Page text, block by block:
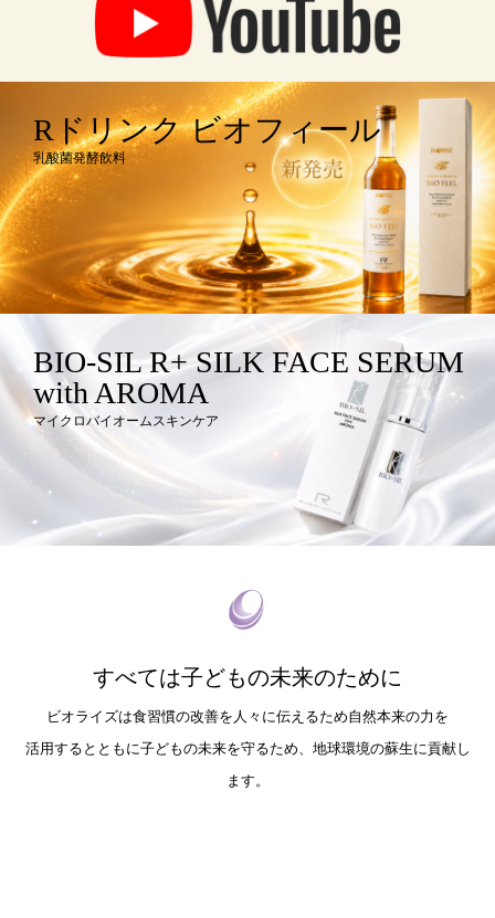
Rドリンク ビオフィール
乳酸菌発酵飲料
BIO-SIL R+ SILK FACE SERUM
with AROMA
マイクロバイオームスキンケア
すべては子どもの未来のために
ビオライズは食習慣の改善を人々に伝えるため自然本来の力を
活用するとともに子どもの未来を守るため、地球環境の蘇生に貢献し
ます。